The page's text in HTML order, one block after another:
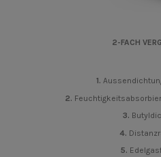
2-FACH
1.
2.
3.
4.
5.